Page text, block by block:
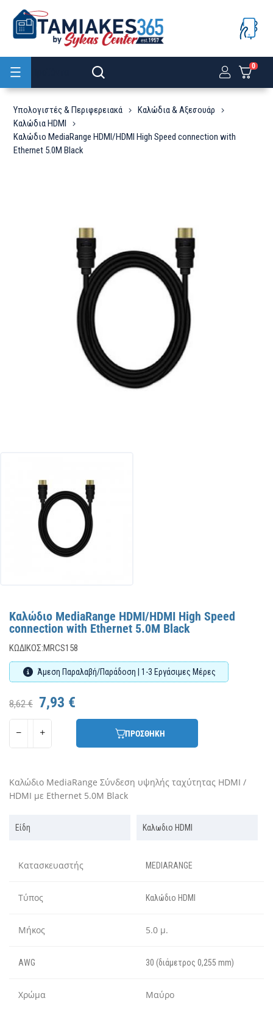
0
Υπολογιστές & Περιφερειακά
Καλώδια & Αξεσουάρ
Καλώδια HDMI
Καλώδιο MediaRange HDMI/HDMI High Speed connection with
Ethernet 5.0M Black
Καλώδιο MediaRange HDMI/HDMI High Speed
connection with Ethernet 5.0M Black
ΚΩΔΙΚΌΣ:MRCS158
Άμεση Παραλαβή/Παράδοση | 1-3 Εργάσιμες Μέρες
8,62 € 7,93 €
ΠΡΟΣΘΗΚΗ
Καλώδιο MediaRange Σύνδεση υψηλής ταχύτητας HDMI /
HDMI με Ethernet 5.0M Black
Είδη Καλωδιο HDMI
Κατασκευαστής MEDIARANGE
Τύπος Καλώδιο HDMI
Μήκος 5.0 μ.
AWG 30 (διάμετρος 0,255 mm)
Χρώμα Μαύρο